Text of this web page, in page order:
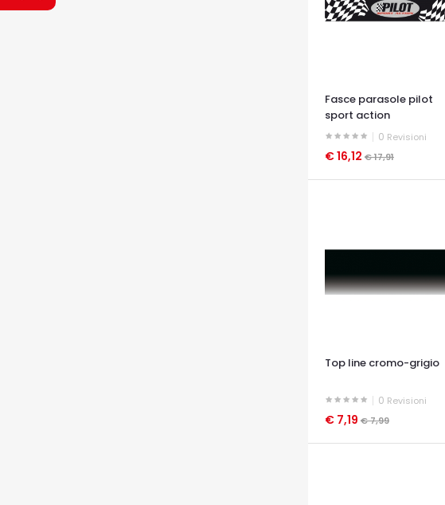
Fasce parasole pilot
sport action
0 Revisioni
€ 16,12 € 17,91
OCCHIATA VELOCE
Top line cromo-grigio
0 Revisioni
€ 7,19 € 7,99
OCCHIATA VELOCE